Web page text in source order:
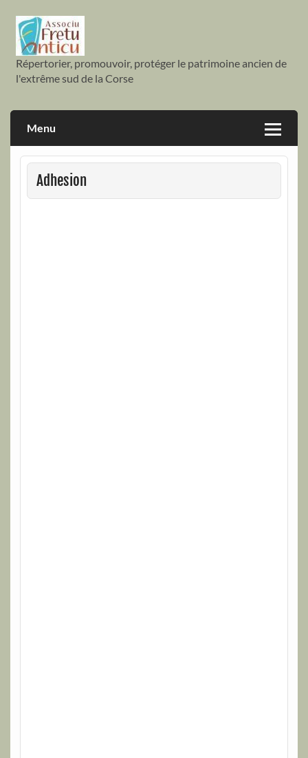
content
Associu fretu anticu
Répertorier, promouvoir, protéger le patrimoine ancien de
l'extrême sud de la Corse
Menu
Adhesion